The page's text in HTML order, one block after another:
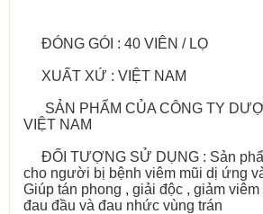
ĐÓNG GÓI : 40 VIÊN / LỌ
XUẤT XỨ : VIỆT NAM
SẢN PHẨM CỦA CÔNG TY
VIỆT NAM
ĐỐI TƯỢNG SỬ DỤNG : Sản
cho người bị bệnh viêm mũi dị ứng
Giúp tán phong , giải độc , giảm
đau đầu và đau nhức vùng trán